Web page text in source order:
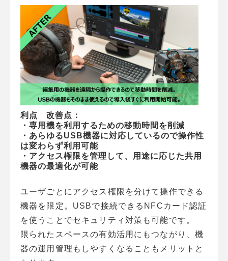
利点　改善点：
・専用機を利用するための移動時間を削減
・あらゆるUSB機器に対応しているので操作性
は変わらず利用可能
・アクセス権限を管理して、用途に応じた共用
機器の最適化が可能
ユーザごとにアクセス権限を分けて操作できる
機器を限定。USBで接続できるNFCカード認証
を使うことでセキュリティ対策も可能です。
限られたスペースの有効活用にもつながり、機
器の運用管理もしやすくなることもメリットと